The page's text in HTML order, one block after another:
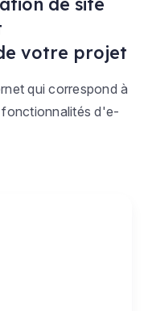
votre projet
qui correspond à
d'e-